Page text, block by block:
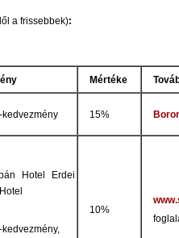
a frissebbek):
Mértéke
15%
Hotel Erdei
10%